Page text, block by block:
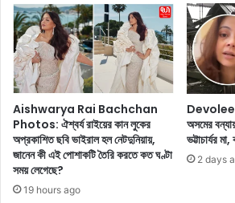
ভা
টি
য়া
র
সৌ
ন্দ
র্য
দে
খে
মু
গ্ধ
হ
য়
ত
বে
সু
স্থ
থা
কা
টা
অ
ত্য
জ
Aishwarya Rai Bachchan
Photos: ঐশ্বর্য রাইয়ের কান লুকের
অপ্রকাশিত ছবি ভাইরাল হল নেটদুনিয়ায়,
জানেন কী এই পোশাকটি তৈরি করতে কত ঘণ্টা
সময় লেগেছে?
19 hours ago
অসমের
ভট্টাচার্যর
2 days